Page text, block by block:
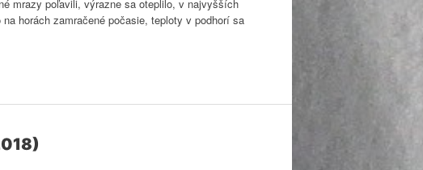
mrazy poľavili, výrazne sa oteplilo, v najvyšších
horách zamračené počasie, teploty v podhorí sa